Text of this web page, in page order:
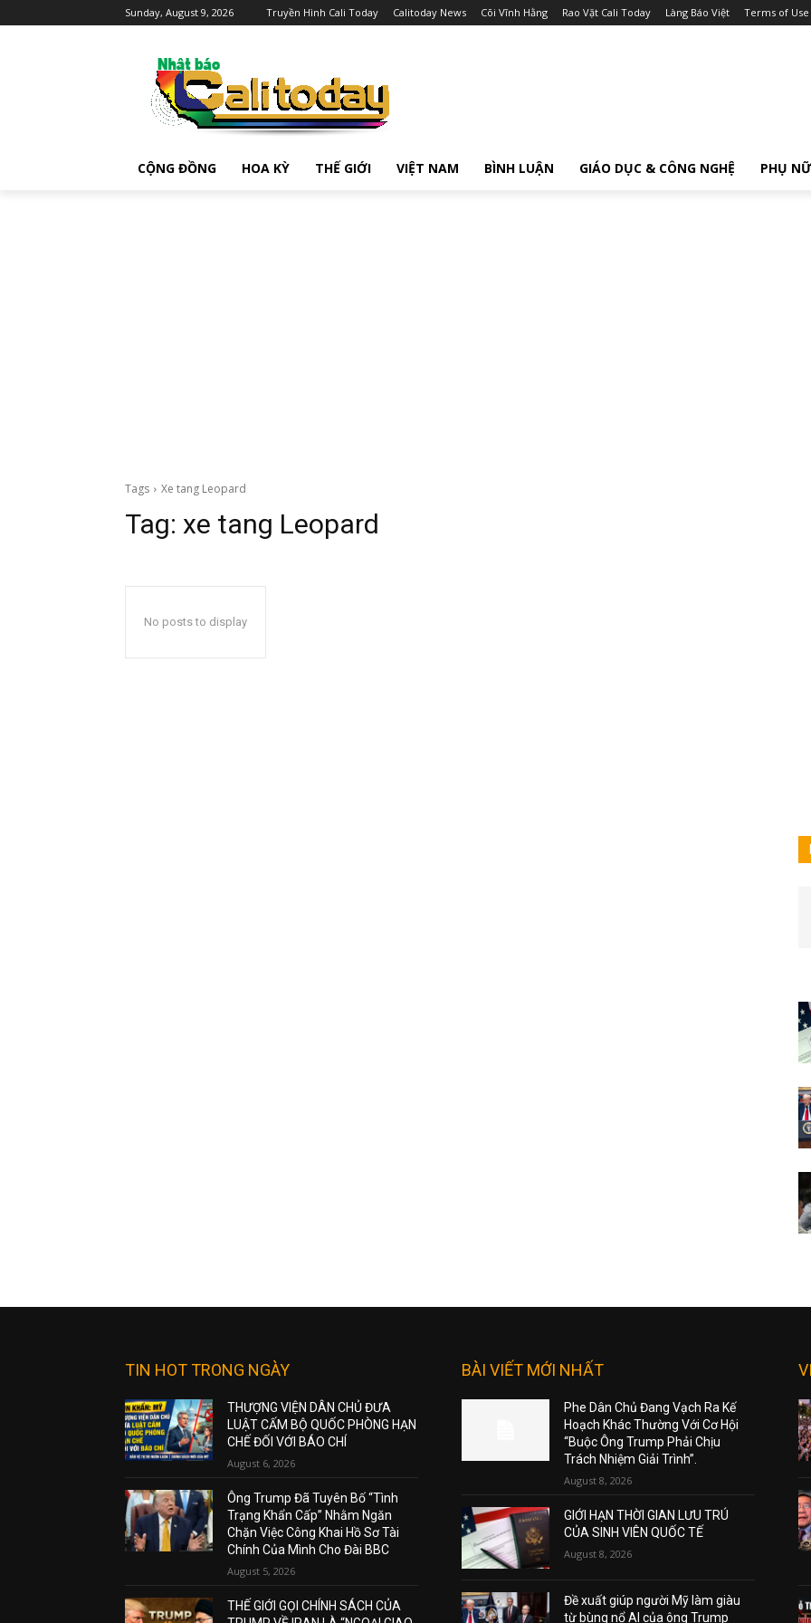
Sunday, August 9, 2026 Truyền Hình Cali Today Calitoday News Cõi Vĩnh Hằng Rao Vặt Cali Today Làng Báo Việt Terms of Use
CỘNG ĐỒNG HOA KỲ THẾ GIỚI VIỆT NAM BÌNH LUẬN GIÁO DỤC & CÔNG NGHỆ PHỤ NỮ
Tags Xe tang Leopard
Tag: xe tang Leopard
No posts to display
TIN HOT TRONG NGÀY
THƯỢNG VIỆN DÂN CHỦ ĐƯA
LUẬT CẤM BỘ QUỐC PHÒNG HẠN
CHẾ ĐỐI VỚI BÁO CHÍ
August 6, 2026
Ông Trump Đã Tuyên Bố “Tình
Trạng Khẩn Cấp” Nhằm Ngăn
Chặn Việc Công Khai Hồ Sơ Tài
Chính Của Mình Cho Đài BBC
August 5, 2026
THẾ GIỚI GỌI CHÍNH SÁCH CỦA
BÀI VIẾT MỚI NHẤT
Phe Dân Chủ Đang Vạch Ra Kế
Hoạch Khác Thường Với Cơ Hội
“Buộc Ông Trump Phải Chịu
Trách Nhiệm Giải Trình”.
August 8, 2026
GIỚI HẠN THỜI GIAN LƯU TRÚ
CỦA SINH VIÊN QUỐC TẾ
August 8, 2026
Đề xuất giúp người Mỹ làm giàu
từ bùng nổ AI của ông Trump